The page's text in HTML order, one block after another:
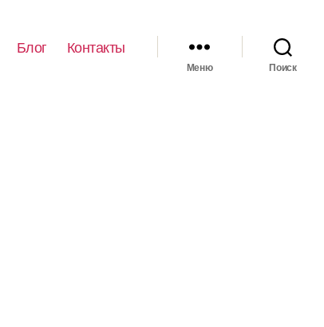
Блог Контакты
Меню Поиск